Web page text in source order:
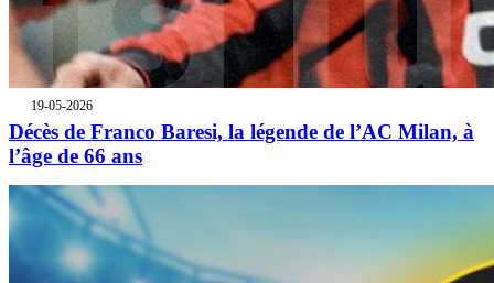
19-05-2026
Décès de Franco Baresi, la légende de l’AC Milan, à
l’âge de 66 ans